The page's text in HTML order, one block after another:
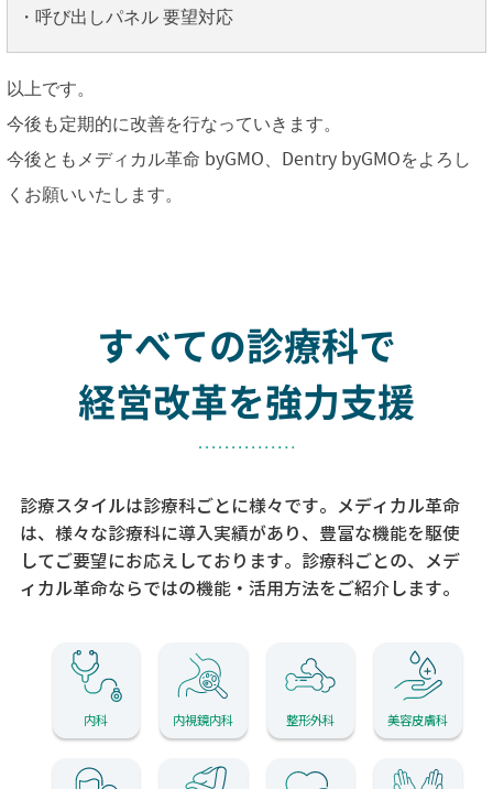
・呼び出しパネル 要望対応
以上です。
今後も定期的に改善を行なっていきます。
今後ともメディカル革命 byGMO、Dentry byGMOをよろし
くお願いいたします。
すべての診療科で
経営改革を強力支援
診療スタイルは診療科ごとに様々です。メディカル革命
は、様々な診療科に導入実績があり、 豊富な機能を駆使
してご要望にお応えしております。 診療科ごとの、メデ
ィカル革命ならではの機能・活用方法をご紹介します。
内科 内視鏡内科 整形外科 美容皮膚科